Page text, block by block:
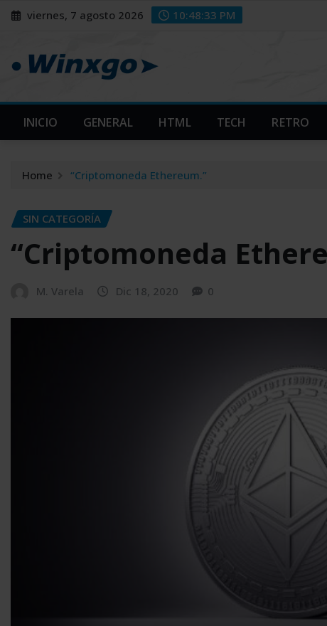
Skip viernes, 7 agosto 2026 10:48:34 PM
INICIO GENERAL HTML TECH RETRO
Home “Criptomoneda Ethereum.”
SIN CATEGORÍA
“Criptomoneda
M. Varela Dic 18, 2020 0
modal-check
modal-check